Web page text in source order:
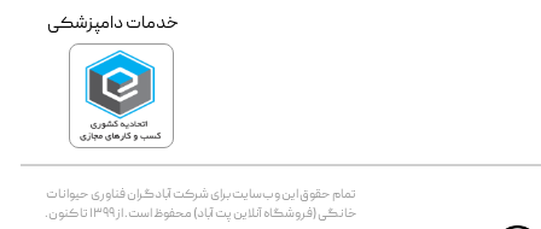
تمام حقوق اين وب‌سايت برای شرکت آبادگران فناوری حیوانات
خانگی (فروشگاه آنلاین پت آباد) محفوظ است. از ۱۳۹۹ تا کنون.
خدمات دامپزشکی